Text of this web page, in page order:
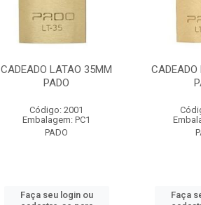
CADEADO LATAO 35MM
PADO
Código: 2001
Embalagem: PC1
PADO
Faça seu login ou
Faça